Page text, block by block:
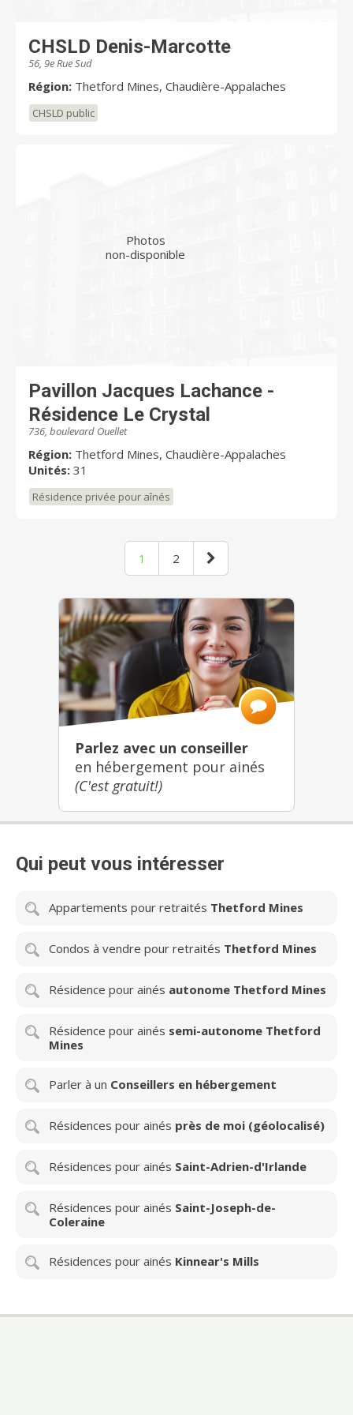
CHSLD Denis-Marcotte
56, 9e Rue Sud
Région: Thetford Mines, Chaudière-Appalaches
CHSLD public
Photos
non-disponible
Pavillon Jacques Lachance -
Résidence Le Crystal
736, boulevard Ouellet
Région: Thetford Mines, Chaudière-Appalaches
Unités: 31
Résidence privée pour aînés
1 2
Parlez avec un conseiller
en hébergement pour ainés
(C'est gratuit!)
Qui peut vous intéresser
Appartements pour retraités Thetford Mines
Condos à vendre pour retraités Thetford Mines
Résidence pour ainés autonome Thetford Mines
Résidence pour ainés semi-autonome Thetford
Mines
Parler à un Conseillers en hébergement
Résidences pour ainés près de moi (géolocalisé)
Résidences pour ainés Saint-Adrien-d'Irlande
Résidences pour ainés Saint-Joseph-de-
Coleraine
Résidences pour ainés Kinnear's Mills